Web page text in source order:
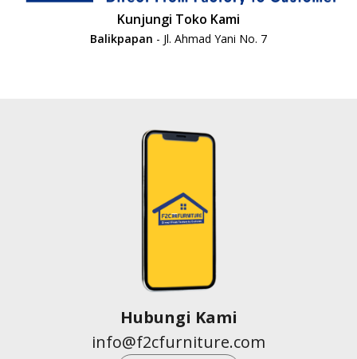
Kunjungi Toko Kami
Balikpapan - Jl. Ahmad Yani No. 7
Hubungi Kami
info@f2cfurniture.com